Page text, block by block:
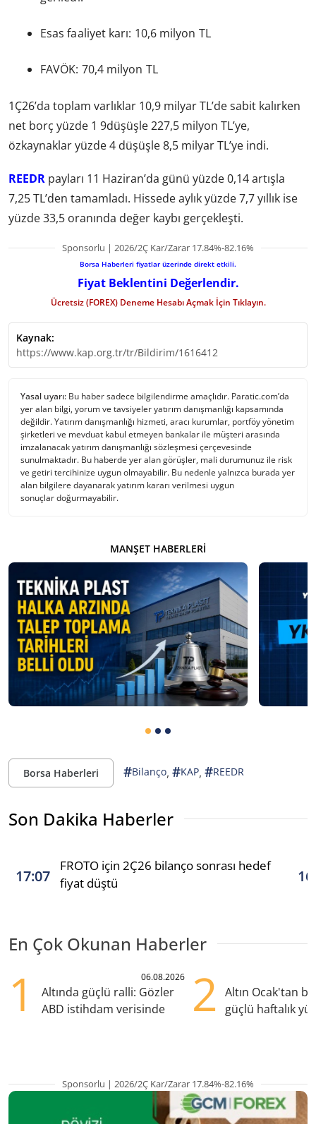
Esas faaliyet karı: 10,6 milyon TL
FAVÖK: 70,4 milyon TL
1Ç26’da toplam varlıklar 10,9 milyar TL’de sabit kalırken
net borç yüzde 1 9düşüşle 227,5 milyon TL’ye,
özkaynaklar yüzde 4 düşüşle 8,5 milyar TL’ye indi.
REEDR payları 11 Haziran’da günü yüzde 0,14 artışla
7,25 TL’den tamamladı. Hissede aylık yüzde 7,7 yıllık ise
yüzde 33,5 oranında değer kaybı gerçekleşti.
Sponsorlu | 2026/2Ç Kar/Zarar 17.84%-82.16%
Borsa Haberleri fiyatlar üzerinde direkt etkili.
Fiyat Beklentini Değerlendir.
Ücretsiz (FOREX) Deneme Hesabı Açmak İçin Tıklayın.
Kaynak:
https://www.kap.org.tr/tr/Bildirim/1616412
Yasal uyarı: Bu haber sadece bilgilendirme amaçlıdır. Paratic.com’da
yer alan bilgi, yorum ve tavsiyeler yatırım danışmanlığı kapsamında
değildir. Yatırım danışmanlığı hizmeti, aracı kurumlar, portföy yönetim
şirketleri ve mevduat kabul etmeyen bankalar ile müşteri arasında
imzalanacak yatırım danışmanlığı sözleşmesi çerçevesinde
sunulmaktadır. Bu haberde yer alan görüşler, mali durumunuz ile risk
ve getiri tercihinize uygun olmayabilir. Bu nedenle yalnızca burada yer
alan bilgilere dayanarak yatırım kararı verilmesi uygun
sonuçlar doğurmayabilir.
MANŞET HABERLERI
Borsa Haberleri #Bilanço, #KAP, #REEDR
Son Dakika Haberler
17:07
FROTO için 2Ç26 bilanço sonrası hedef
fiyat düştü
En Çok Okunan Haberler
1 06.08.2026
Altında güçlü ralli: Gözler
ABD istihdam verisinde
2
Altın Ocak'tan
güçlü haftalık
Sponsorlu | 2026/2Ç Kar/Zarar 17.84%-82.16%